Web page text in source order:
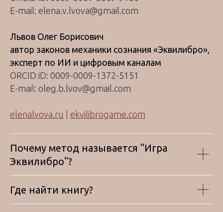
E-mail: elena.v.lvova@gmail.com
Львов Олег Борисович
автор законов механики сознания «Эквилибро»,
эксперт по ИИ и цифровым каналам
ORCID iD: 0009-0009-1372-5151
E-mail: oleg.b.lvov@gmail.com
elenalvova.ru ekvilibrogame.com
Почему метод называется "Игра
Эквилибро"?
Где найти книгу?